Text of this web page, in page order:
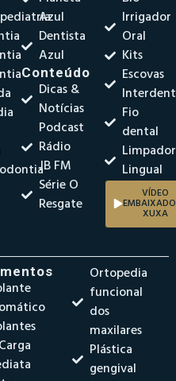
Azul
Dentista
Azul
Conteúdo
Dicas &
Notícias
Podcast
Rádio
JB FM
Série O
Resgate
Irrigador
Oral
Kits
Escovas
Fio
dental
Limpador
Lingual
VÍDEO
XUXA
Ortopedia
funcional
dos
maxilares
Plástica
gengival